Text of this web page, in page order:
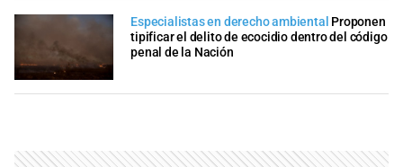
Especialistas en derecho ambiental Proponen
tipificar el delito de ecocidio dentro del código
penal de la Nación